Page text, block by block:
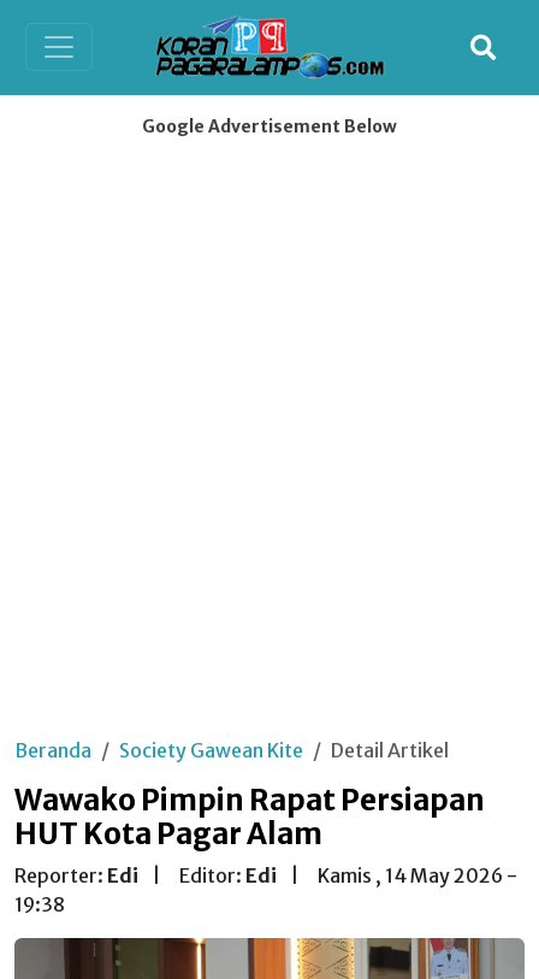
Google Advertisement Below
Beranda Society Gawean Kite Detail Artikel
Wawako Pimpin Rapat Persiapan
HUT Kota Pagar Alam
Reporter: Edi Editor: Edi
Kamis , 14 May 2026 -
19:38